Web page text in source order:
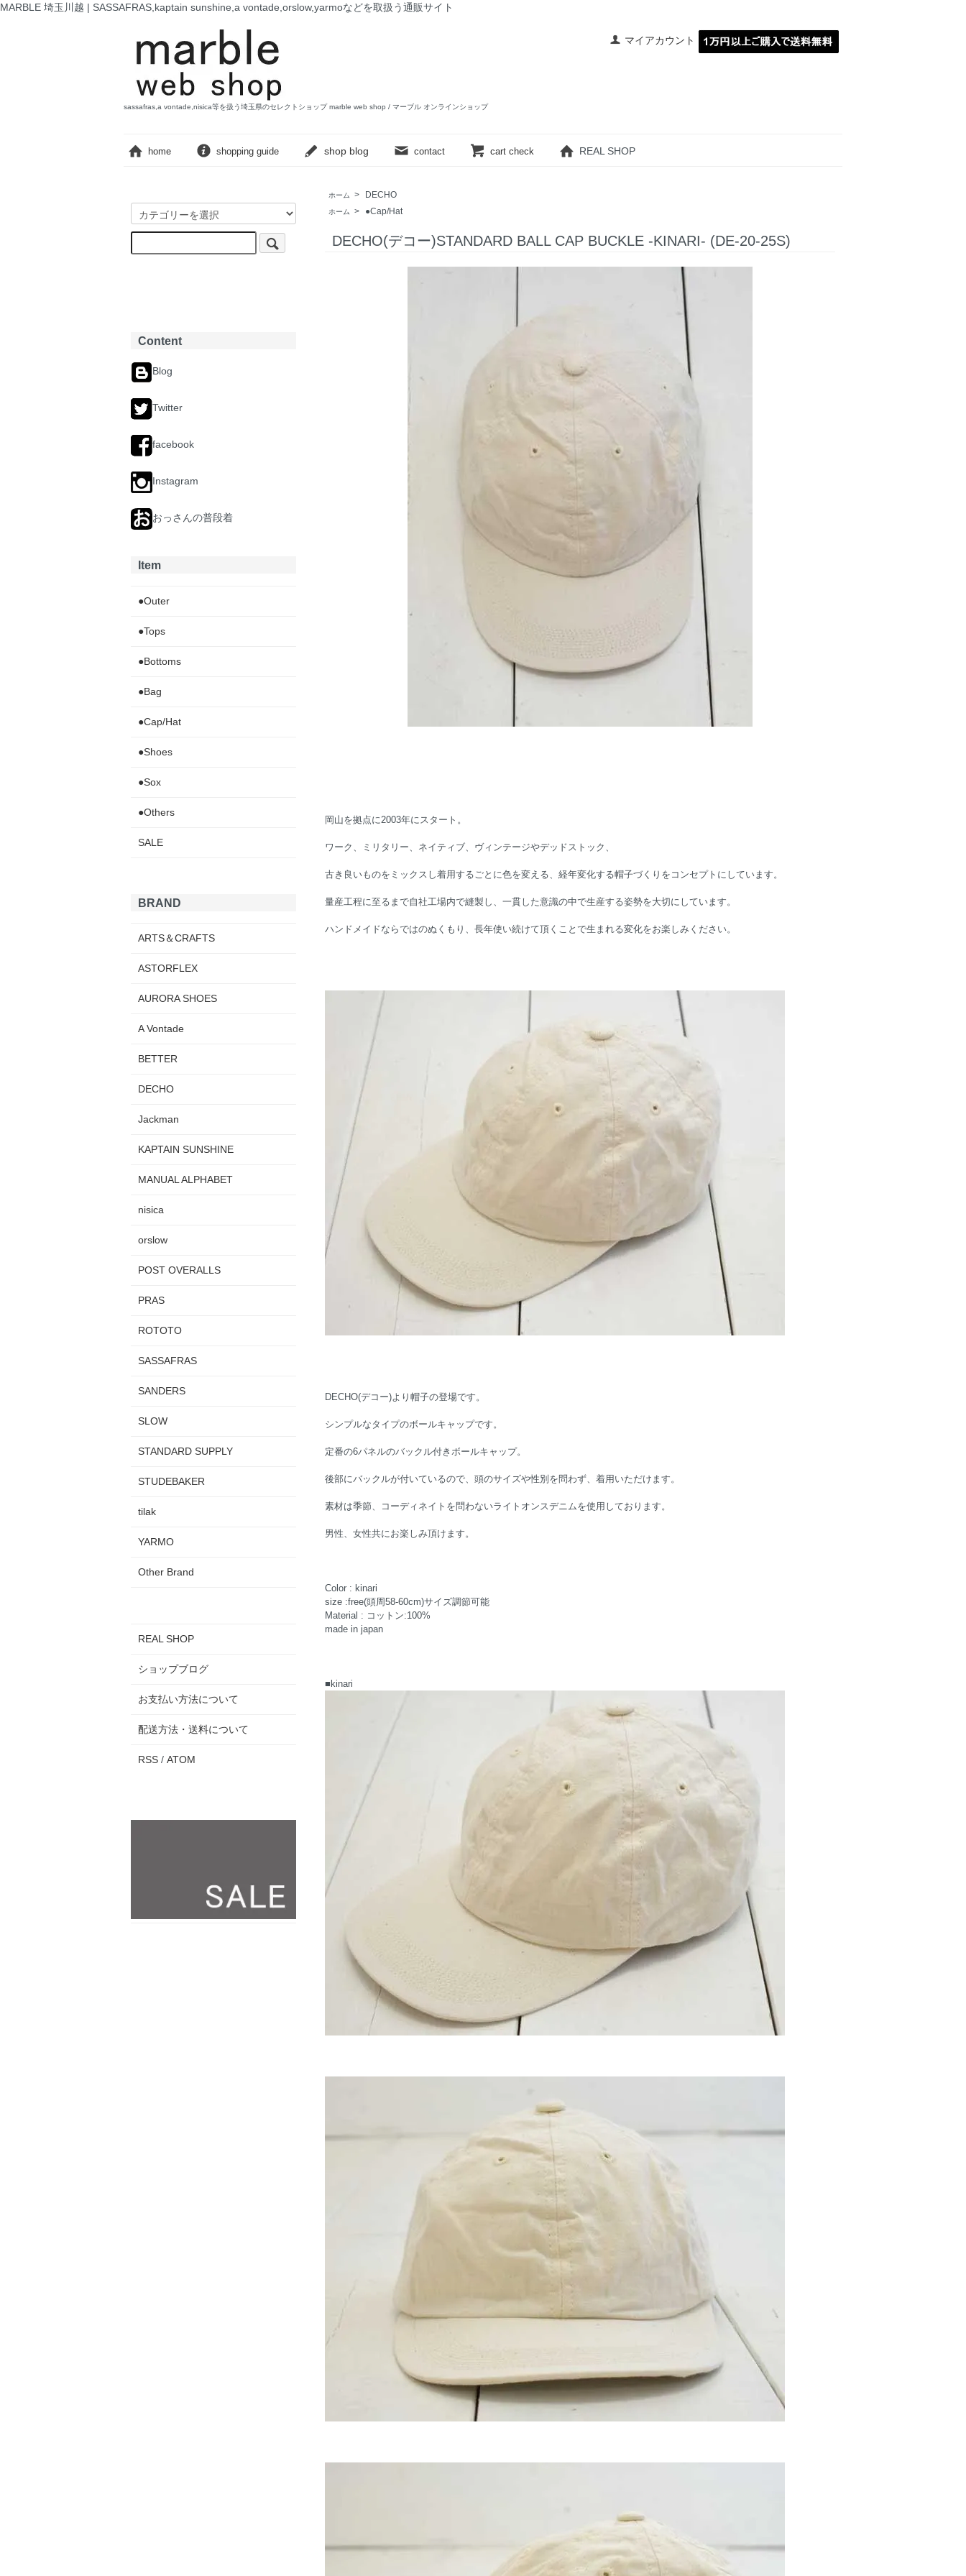
MARBLE 埼玉川越 | SASSAFRAS,kaptain sunshine,a vontade,orslow,yarmoなどを取扱う通販サイト
マイアカウント
sassafras,a vontade,nisica等を扱う埼玉県のセレクトショップ marble web shop / マーブル オンラインショップ
home shopping guide shop blog contact cart check REAL SHOP
ホーム > DECHO
ホーム > ●Cap/Hat
DECHO(デコー)STANDARD BALL CAP BUCKLE -KINARI- (DE-20-25S)
岡山を拠点に2003年にスタート。
ワーク、ミリタリー、ネイティブ、ヴィンテージやデッドストック、
古き良いものをミックスし着用するごとに色を変える、経年変化する帽子づくりをコンセプトにしています。
量産工程に至るまで自社工場内で縫製し、一貫した意識の中で生産する姿勢を大切にしています。
ハンドメイドならではのぬくもり、長年使い続けて頂くことで生まれる変化をお楽しみください。
DECHO(デコー)より帽子の登場です。
シンプルなタイプのボールキャップです。
定番の6パネルのバックル付きボールキャップ。
後部にバックルが付いているので、頭のサイズや性別を問わず、着用いただけます。
素材は季節、コーディネイトを問わないライトオンスデニムを使用しております。
男性、女性共にお楽しみ頂けます。
Color : kinari
size :free(頭周58-60cm)サイズ調節可能
Material : コットン:100%
made in japan
■kinari
Content
Blog
Twitter
facebook
Instagram
おっさんの普段着
Item
●Outer
●Tops
●Bottoms
●Bag
●Cap/Hat
●Shoes
●Sox
●Others
SALE
BRAND
ARTS＆CRAFTS
ASTORFLEX
AURORA SHOES
A Vontade
BETTER
DECHO
Jackman
KAPTAIN SUNSHINE
MANUAL ALPHABET
nisica
orslow
POST OVERALLS
PRAS
ROTOTO
SASSAFRAS
SANDERS
SLOW
STANDARD SUPPLY
STUDEBAKER
tilak
YARMO
Other Brand
REAL SHOP
ショップブログ
お支払い方法について
配送方法・送料について
RSS / ATOM